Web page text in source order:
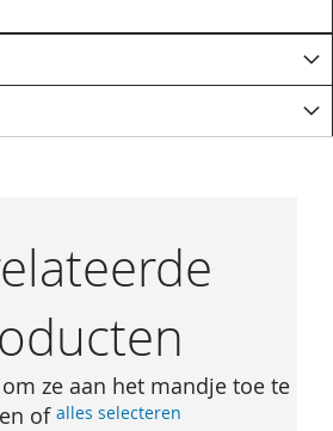
ze aan het mandje toe te
of alles selecteren